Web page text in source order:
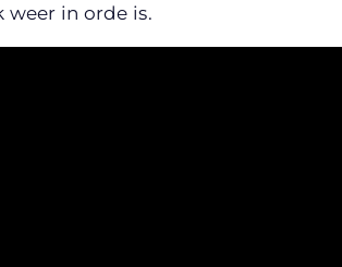
weer in orde is.